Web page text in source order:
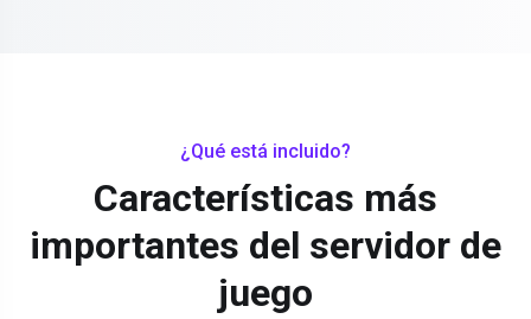
¿Qué está incluido?
Características más
importantes del servidor de
juego